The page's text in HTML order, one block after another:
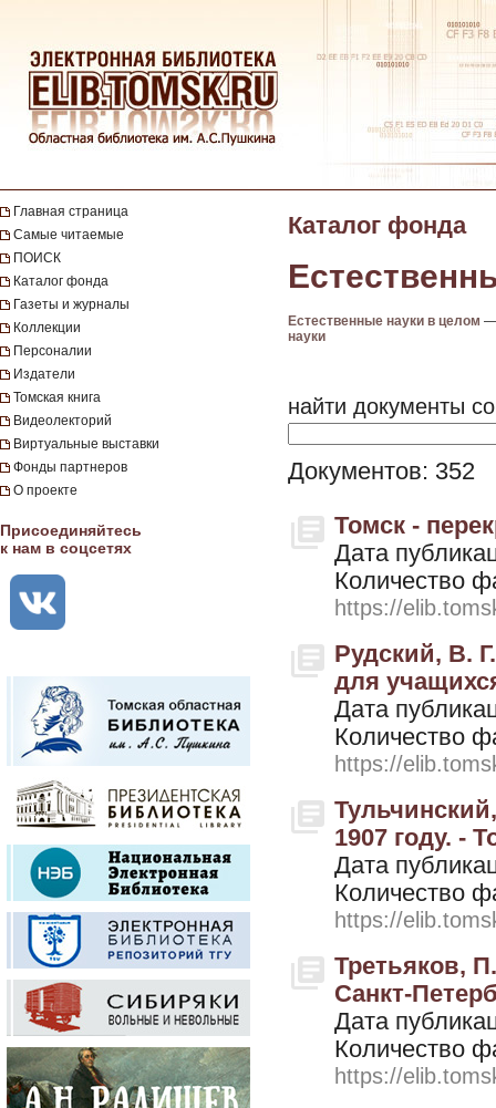
Главная страница
Самые читаемые
ПОИСК
Каталог фонда
Газеты и журналы
Коллекции
Персоналии
Издатели
Томская книга
Видеолекторий
Виртуальные выставки
Фонды партнеров
О проекте
Присоединяйтесь
к нам в соцсетях
Каталог фонда
Естественные науки в целом
науки
найти документы
Документов: 352
Томск -
Дата
Количество
https://
Рудский, В.
для
Дата
Количество
https://
1907 году. -
Дата
Количество
https://
Третьяков,
Санкт-
Дата
Количество
https://